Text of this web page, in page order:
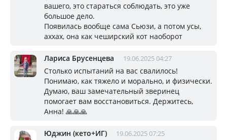
вашего, это стараться соблюдать, это уже
большое дело.
Появилась вообще сама Сьюзи, а потом усы,
аххах, она как чеширский кот наоборот
Лариса Брусенцева 19.06.2025 04:27
Столько испытаний на вас свалилось!
Понимаю, как тяжело и морально, и физически.
Думаю, ваш замечательный зверинец
помогает вам восстановиться. Держитесь,
Анна! 🙏🙏🙏
Юджин (кето+ИГ) 19.06.2025 07:25